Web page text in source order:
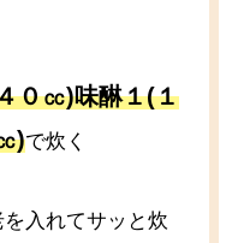
０㏄)味醂１(１
)で炊く
入れてサッと炊